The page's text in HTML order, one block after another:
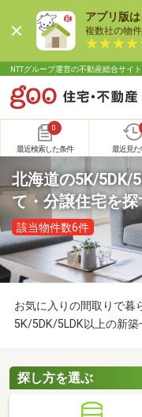
アプリ版
複数社の物
NTTグループ運営の不動産総合サイ
0
最近検索した条件 最近見た
北海道の5K/5DK/
て・分譲住宅を探
該当物件数6件
お気に入りの間取りで暮
5K/5DK/5LDK以上の新築
探し方を選ぶ